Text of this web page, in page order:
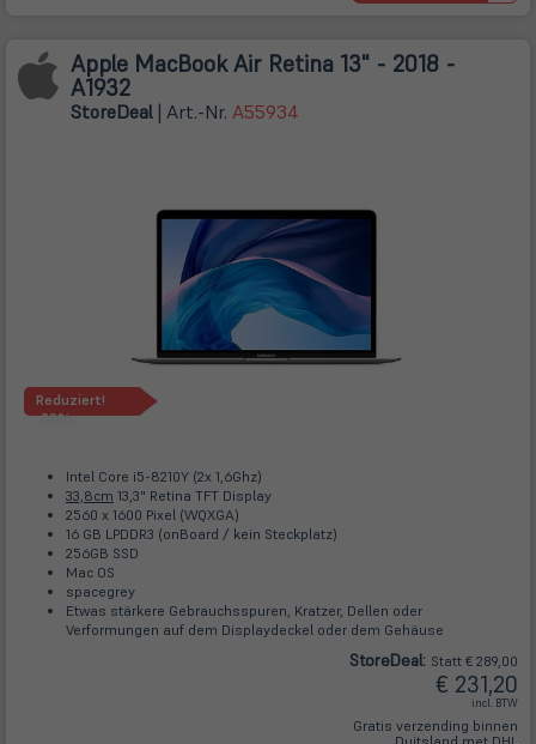
Apple MacBook Air Retina 13" - 2018 -
A1932
StoreDeal| Art.-Nr. A55934
Reduziert!
-20%
Intel Core i5-8210Y (2x 1,6Ghz)
33,8cm 13,3" Retina TFT Display
2560 x 1600 Pixel (WQXGA)
16 GB LPDDR3 (onBoard / kein Steckplatz)
256GB SSD
Mac OS
spacegrey
Etwas stärkere Gebrauchsspuren, Kratzer, Dellen oder
Verformungen auf dem Displaydeckel oder dem Gehäuse
StoreDeal: Statt € 289,00
€ 231,20
incl. BTW
Gratis verzending binnen